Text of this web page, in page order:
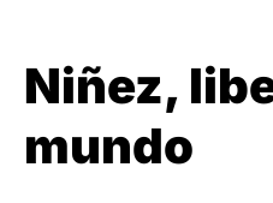
Niñez,
mundo